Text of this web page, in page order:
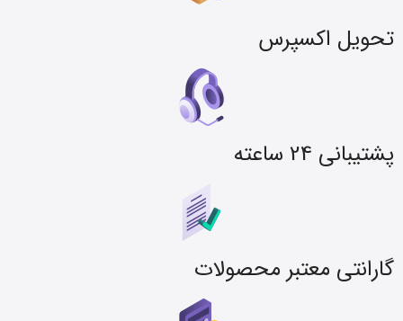
تحویل اکسپرس
پشتیبانی 24 ساعته
گارانتی معتبر محصولات